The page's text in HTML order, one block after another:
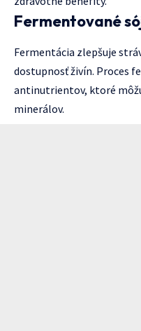
Fermentované
Fermentácia zlepšuje
dostupnosť živín. Proces
antinutrientov, ktoré
minerálov.